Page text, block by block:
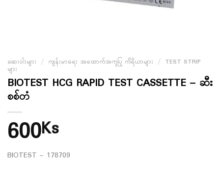
ဆေးဝါးများ / ကျန်းမာရေး အထောက်အကူပြု ကိရိယာများ / TEST STRIP
များ
BIOTEST HCG RAPID TEST CASSETTE – ဆီး
စစ်တံ
600Ks
BIOTEST – 178709